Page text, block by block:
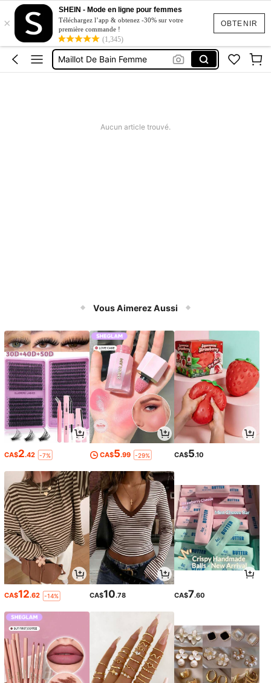
OBTENIR
×
SHEIN - Mode en ligne pour femmes
Téléchargez l’app & obtenez -30% sur votre
première commande !
(1,345)
Short Jeans Femme
Squishy
Maillot De Bain Femme
Aucun article trouvé.
Vous Aimerez Aussi
CA$2.42 -7% CA$5.99 -29% CA$5.10
CA$12.62 -14% CA$10.78 CA$7.60